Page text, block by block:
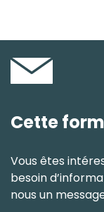
Cette
Vous êtes
besoin
nous un